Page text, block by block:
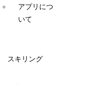
アプリにつ
いて
スキリング